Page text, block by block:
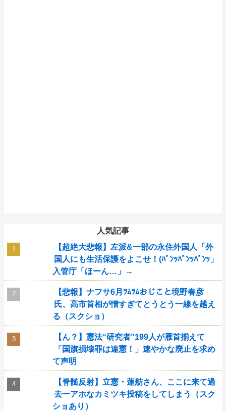
人気記事
【超絶大悲報】左派&一部の永住外国人「外
国人にも生活保護をよこせ！(ﾊﾞﾝｯﾊﾞﾝｯﾊﾞﾝｯ」
入管庁「ほーん…」→
【悲報】ナフサ6月ﾂﾑﾂﾑおじこと境野春彦
氏、高市首相が憎すぎてとうとう一線を越え
る（スクショ）
【ん？】憲法“研究者”199人が雁首揃えて
「国旗損壊罪は違憲！」速やかな廃止を求め
て声明
【脊髄反射】立憲・蓮舫さん、ここに来て過
去一アホなカミツキ投稿をしてしまう（スク
ショあり）